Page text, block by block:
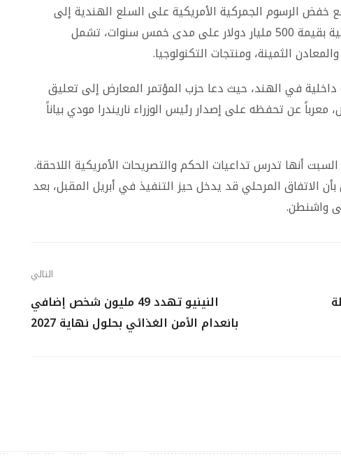
خفض الرسوم الجمركية الأمريكية على السلع الهندية إلى
18%، مقابل التزام الهند بشراء سلع أمريكية بقيمة 500 مليار دولار على مدى خمس سنوات، تشمل
الثمينة، ومنتجات التكنولوجيا.
في الهند، حيث دعا حزب المؤتمر المعارض إلى تعليق
معرباً عن تحفظه على إصدار رئيس الوزراء ناريندرا مودي بياناً
أنها تدرس تداعيات الحكم والتصريحات الأمريكية اللاحقة.
الاتفاق المرحلي قد يدخل حيز التنفيذ في أبريل المقبل، بعد
واشنطن.
نقطة
التالي
النينيو تهدد 49 مليون شخص إضافي
بانعدام الأمن الغذائي بحلول نهاية 2027